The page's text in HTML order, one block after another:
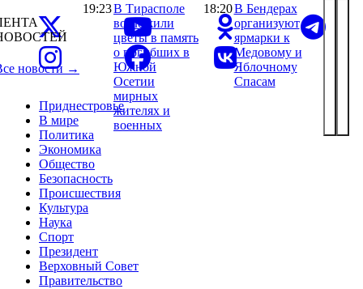
Приднестровье
В мире
Политика
Экономика
Общество
Безопасность
Происшествия
Культура
Наука
Спорт
Президент
Верховный Совет
Правительство
новости →
19:23В Тирасполе
возложили
цветы в память
о погибших в
Южной
Осетии
мирных
жителях и
военных
18:20В Бендерах
организуют
ярмарки к
Медовому и
Яблочному
Спасам